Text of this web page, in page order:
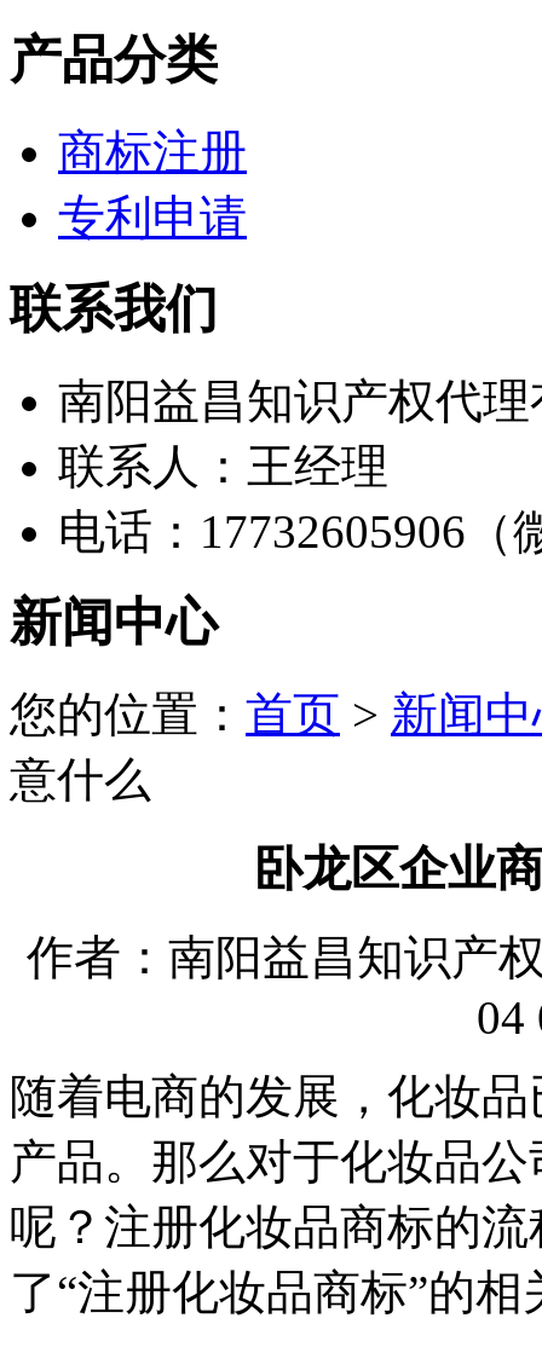
产品分类
商标注册
专利申请
联系我们
南阳益昌知识产权代
联系人：王经理
电话：17732605906（
新闻中心
您的位置： 首页 > 新闻
意什么
卧龙区企业
作者：南阳益昌知识产
04
随着电商的发展，化妆
产品。那么对于化妆品
呢？注册化妆品商标的
了“注册化妆品商标”的